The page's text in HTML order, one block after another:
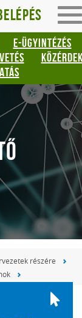
E-ÜGYINTÉZÉS
részére